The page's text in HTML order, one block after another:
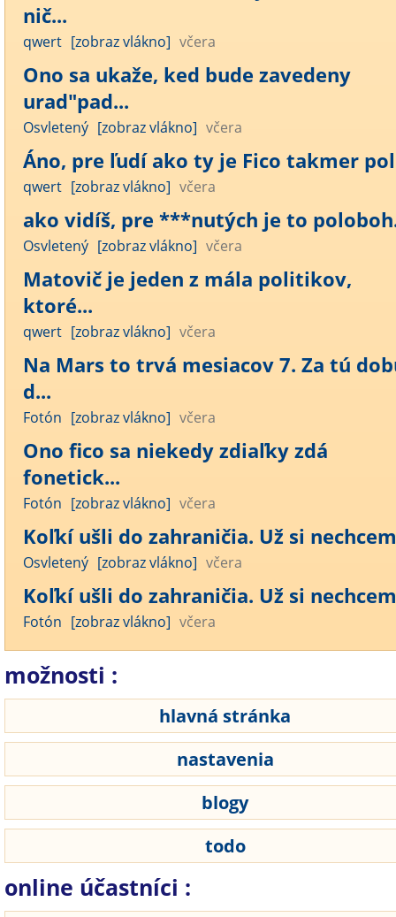
nič...
qwert [zobraz vlákno] včera
Ono sa ukaže, ked bude zavedeny
urad"pad...
Osvletený [zobraz vlákno] včera
Áno, pre ľudí ako ty je Fico takmer
qwert [zobraz vlákno] včera
ako vidíš, pre ***nutých je to
Osvletený [zobraz vlákno] včera
Matovič je jeden z mála politikov,
ktoré...
qwert [zobraz vlákno] včera
Na Mars to trvá mesiacov 7. Za tú
d...
Fotón [zobraz vlákno] včera
Ono fico sa niekedy zdiaľky zdá
fonetick...
Fotón [zobraz vlákno] včera
Koľkí ušli do zahraničia. Už si
Osvletený [zobraz vlákno] včera
Koľkí ušli do zahraničia. Už si
Fotón [zobraz vlákno] včera
možnosti :
hlavná stránka
nastavenia
blogy
todo
online účastníci :